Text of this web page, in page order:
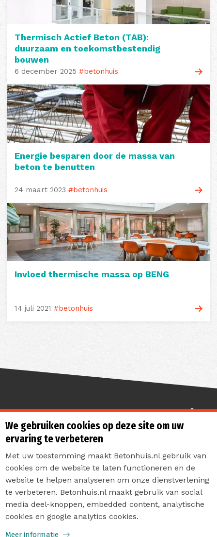
Thermisch Actief Beton (TAB):
duurzaam en toekomstbestendig
bouwen
6 december 2025 #betonhuis
Energie besparen door de massa van
beton te benutten
24 maart 2023 #betonhuis
Invloed thermische massa op BENG
14 juli 2021 #betonhuis
Sterk de toekomst in
Contact
Privacyverklaring
Sitemap
We gebruiken cookies op deze site om uw
ervaring te verbeteren
Met uw toestemming maakt Betonhuis.nl gebruik van
cookies om de website te laten functioneren en de
website te helpen analyseren om onze dienstverlening
te verbeteren. Betonhuis.nl maakt gebruik van social
media deel-knoppen, embedded content, analytische
cookies en google analytics cookies.
Meer informatie